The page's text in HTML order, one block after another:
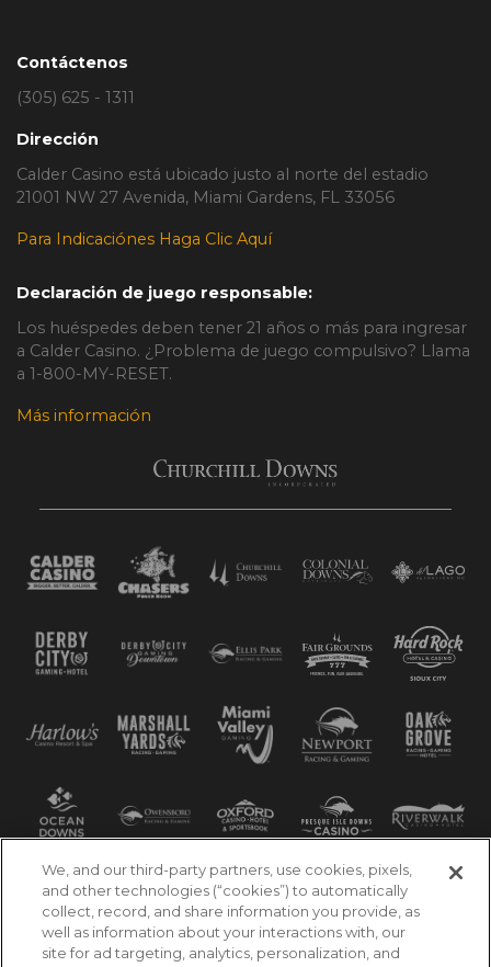
Contáctenos
(305) 625 - 1311
Dirección
Calder Casino está ubicado justo al norte del estadio
21001 NW 27 Avenida, Miami Gardens, FL 33056
Para Indicaciónes Haga Clic Aquí
Declaración de juego responsable:
Los huéspedes deben tener 21 años o más para ingresar
a Calder Casino. ¿Problema de juego compulsivo? Llama
a 1-800-MY-RESET.
Más información
We, and our third-party partners, use cookies, pixels,
and other technologies (“cookies”) to automatically
collect, record, and share information you provide, as
well as information about your interactions with, our
site for ad targeting, analytics, personalization, and